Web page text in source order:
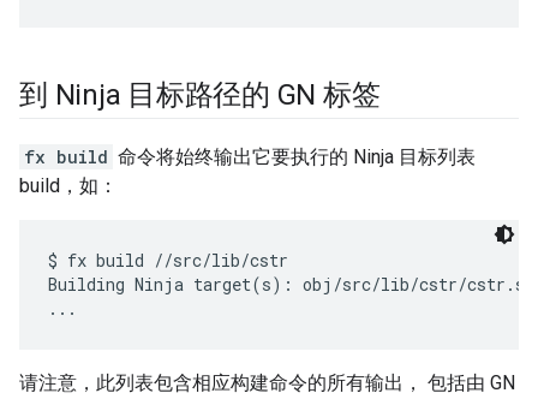
到 Ninja 目标路径的 GN 标签
fx build 命令将始终输出它要执行的 Ninja 目标列表
build，如：
$ fx build //src/lib/cstr
Building Ninja target(s): obj/src/lib/cstr/
请注意，此列表包含相应构建命令的所有输出， 包括由 GN